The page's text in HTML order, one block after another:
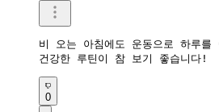
비 오는 아침에도 운동으로 하루
건강한 루틴이 참 보기 좋습니다!
0